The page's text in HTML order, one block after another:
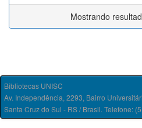
Mostrando
Bibliotecas UNISC
Av. Independência, 2293, Bairro
Santa Cruz do Sul - RS / Brasil. Telefone: